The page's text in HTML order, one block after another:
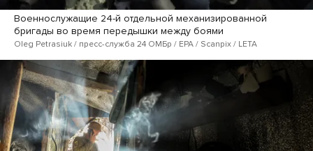
Военнослужащие 24-й отдельной механизированной
бригады во время передышки между боями
Oleg Petrasiuk / пресс-служба 24 ОМБр / EPA / Scanpix / LETA